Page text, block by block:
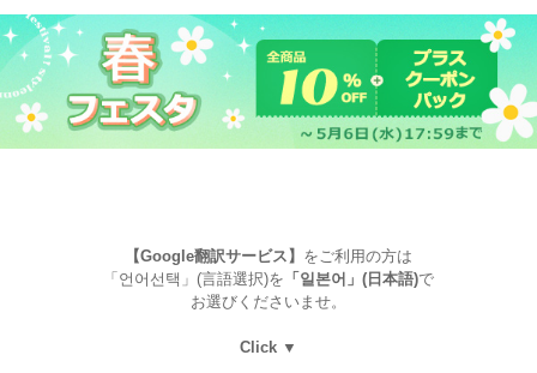
【Google翻訳サービス】 をご利用の方は
「언어선택」(言語選択)を 「일본어」(日本語)で
お選びくださいませ。
Click ▼